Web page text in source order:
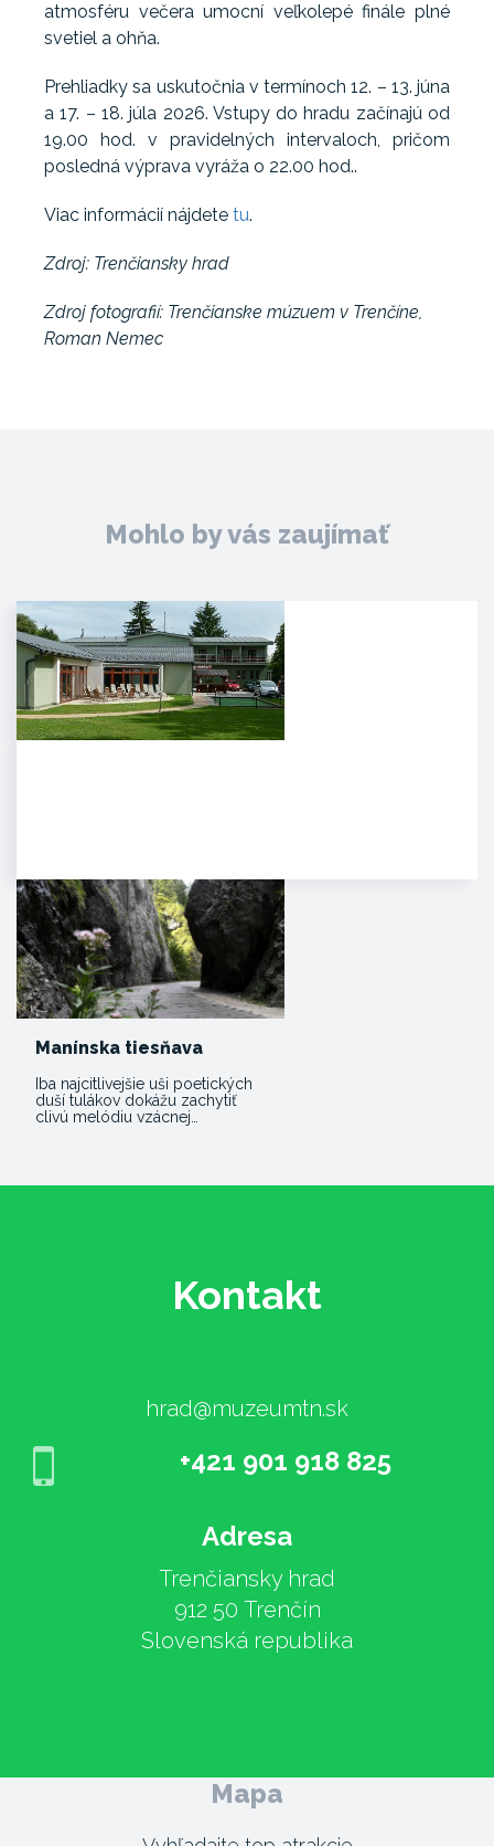
atmosféru večera umocní veľkolepé finále plné
svetiel a ohňa.
Prehliadky sa uskutočnia v termínoch 12. – 13. júna
a 17. – 18. júla 2026. Vstupy do hradu začínajú od
19.00 hod. v pravidelných intervaloch, pričom
posledná výprava vyráža o 22.00 hod..
Viac informácií nájdete tu.
Zdroj: Trenčiansky hrad
Zdroj fotografií: Trenčianske múzuem v Trenčíne,
Roman Nemec
Mohlo by vás zaujímať
Manínska tiesňava
Iba najcitlivejšie uši poetických
duší tulákov dokážu zachytiť
clivú melódiu vzácnej…
Kontakt
hrad@muzeumtn.sk
+421 901 918 825
Adresa
Trenčiansky hrad
912 50 Trenčín
Slovenská republika
Mapa